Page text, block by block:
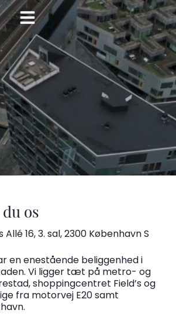
os
16, 3. sal, 2300 København S
en enestående beliggenhed i
Vi ligger tæt på metro- og
shoppingcentret Field’s og
fra motorvej E20 samt